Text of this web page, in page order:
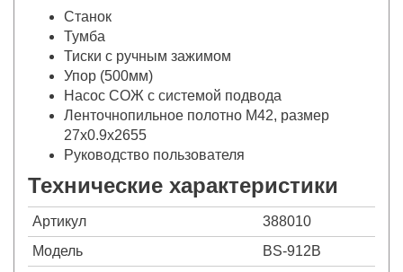
Станок
Тумба
Тиски с ручным зажимом
Упор (500мм)
Насос СОЖ с системой подвода
Ленточнопильное полотно М42, размер
27х0.9х2655
Руководство пользователя
Технические характеристики
Артикул
388010
Модель
BS-912B